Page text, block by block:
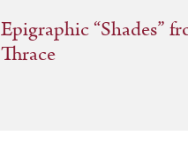
Epigraphic “Shades”
Thrace